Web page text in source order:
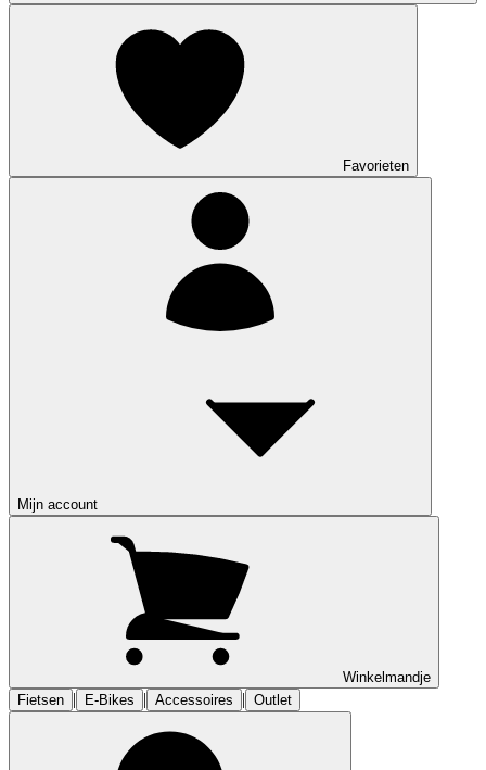
Favorieten
Mijn account
Winkelmandje
Fietsen | E-Bikes | Accessoires | Outlet